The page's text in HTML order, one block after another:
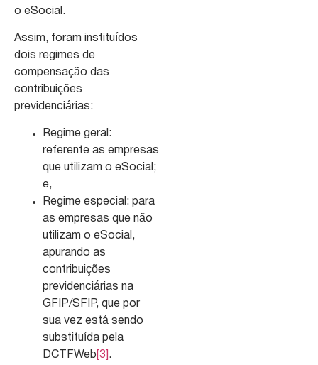
o eSocial.
Assim, foram instituídos
dois regimes de
compensação das
contribuições
previdenciárias:
Regime geral:
referente as empresas
que utilizam o eSocial;
e,
Regime especial: para
as empresas que não
utilizam o eSocial,
apurando as
contribuições
previdenciárias na
GFIP/SFIP, que por
sua vez está sendo
substituída pela
DCTFWeb [3] .